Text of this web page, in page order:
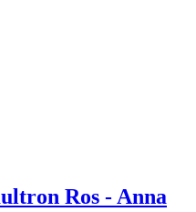
Ros - Anna